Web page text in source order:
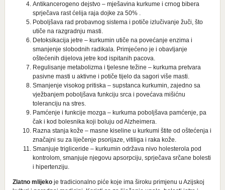
Antikancerogeno dejstvo – mješavina kurkume i crnog bibera
sprječava rast ćelija raja dojke za 50% .
Poboljšava rad probavnog sistema i potiče izlučivanje žuči, što
utiče na razgradnju masti.
Detoksikacija jetre – kurkumin utiče na povećanje enzima i
smanjenje slobodnih radikala. Primjećeno je i obavljanje
oštećenih dijelova jetre kod ispitanih pacova.
Regulisanje metabolizma i tjelesne težine – kurkuma pretvara
pasivne masti u aktivne i potiče tijelo da sagori više masti.
Smanjenje visokog pritiska – supstanca kurkumin, zajedno sa
vježbanjem poboljšava funkciju srca i povećava mišićnu
toleranciju na stres.
Pamćenje i funkcije mozga – kurkuma poboljšava pamćenje, pa
čak i kod bolesnika koji boluju od Alzheimera.
Razna stanja kože – masne kiseline u kurkumi štite od oštećenja i
značajni su za liječenje psorijaze, vitiliga i raka kože.
Smanjuje trigliceride – kurkumin održava nivo holesterola pod
kontrolom, smanjuje njegovu apsorpciju, sprječava srčane bolesti
i hipertenziju.
Zlatno mlijekoje tradicionalno piće koje ima široku primjenu u Azijskoj